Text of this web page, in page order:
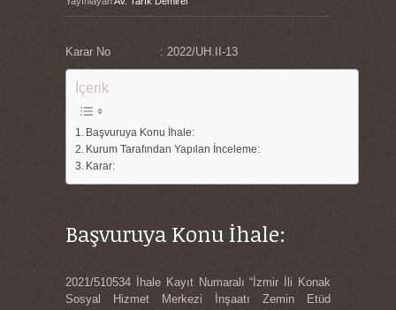
Karar No : 2022/UH.II-13
İçerik
Başvuruya Konu İhale:
Kurum Tarafından Yapılan İnceleme:
Karar:
Başvuruya Konu İhale:
2021/510534 İhale Kayıt Numaralı “İzmir İli Konak
Sosyal Hizmet Merkezi İnşaatı Zemin Etüd